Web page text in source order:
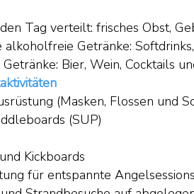
Tag verteilt: frisches Obst,
Getränke:
Bier, Wein, Cocktails
(Masken, Flossen und
(SUP)
Kickboards
für entspannte Angelsessions